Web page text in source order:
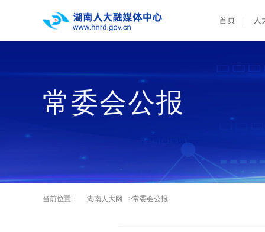
首页 人
常委会公报
当前位置： 湖南人大网 >常委会公报